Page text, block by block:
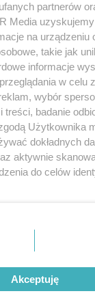
w serwisie nie może być
rozpowszechniany w
mechaniczny) na
formie, włącznie z
właściciela praw.
lub w części z
zabronione pod
Grupa ZPR Media
partnerów
Media
na urządzeniu
takie jak
informacje
w celu
wybór
treści, badanie
Użytkownika
dokładnych
aktywnie
do celów
przycisk
dolnym rogu strony
danych nie
prawo sprzeciwić
będą miały
Akceptuję